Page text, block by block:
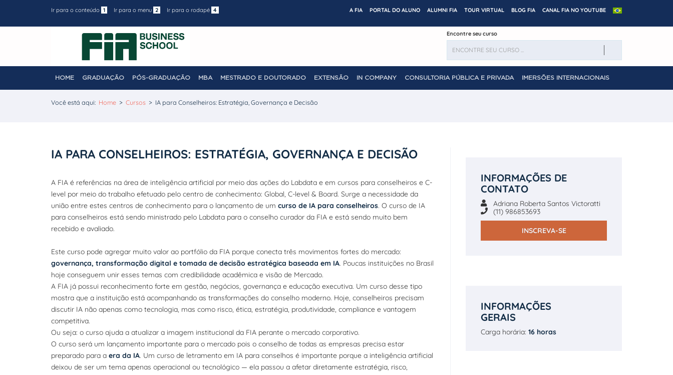
Ir para o conteúdo 1 Ir para o menu 2 Ir para o rodapé 4 A FIA PORTAL DO ALUNO ALUMNI FIA TOUR VIRTUAL BLOG FIA CANAL FIA NO YOUTUBE
Encontre seu curso
HOME GRADUAÇÃO PÓS-GRADUAÇÃO MBA MESTRADO E DOUTORADO EXTENSÃO IN COMPANY CONSULTORIA PÚBLICA E PRIVADA IMERSÕES INTERNACIONAIS
Você está aqui: Home > Cursos > IA para Conselheiros: Estratégia, Governança e Decisão
IA PARA CONSELHEIROS: ESTRATÉGIA, GOVERNANÇA E DECISÃO
A FIA é referências na área de inteligência artificial por meio das ações do Labdata e em cursos para conselheiros e C-
level por meio do trabalho efetuado pelo centro de conhecimento: Global, C-level & Board. Surge a necessidade da
união entre estes centros de conhecimento para o lançamento de um curso de IA para conselheiros. O curso de IA
para conselheiros está sendo ministrado pelo Labdata para o conselho curador da FIA e está sendo muito bem
recebido e avaliado.
Este curso pode agregar muito valor ao portfólio da FIA porque conecta três movimentos fortes do mercado:
governança, transformação digital e tomada de decisão estratégica baseada em IA. Poucas instituições no Brasil
hoje conseguem unir esses temas com credibilidade acadêmica e visão de Mercado.
A FIA já possui reconhecimento forte em gestão, negócios, governança e educação executiva. Um curso desse tipo
mostra que a instituição está acompanhando as transformações do conselho moderno. Hoje, conselheiros precisam
discutir IA não apenas como tecnologia, mas como risco, ética, estratégia, produtividade, compliance e vantagem
competitiva.
Ou seja: o curso ajuda a atualizar a imagem institucional da FIA perante o mercado corporativo.
O curso será um lançamento importante para o mercado pois o conselho de todas as empresas precisa estar
preparado para a era da IA. Um curso de letramento em IA para conselhos é importante porque a inteligência artificial
deixou de ser um tema apenas operacional ou tecnológico — ela passou a afetar diretamente estratégia, risco,
INFORMAÇÕES DE
CONTATO
Adriana Roberta Santos Victoratti
(11) 986853693
INSCREVA-SE
INFORMAÇÕES
GERAIS
Carga horária: 16 horas